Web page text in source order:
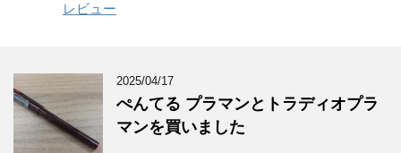
レビュー
2025/04/17
ぺんてる プラマンとトラディオプラ
マンを買いました